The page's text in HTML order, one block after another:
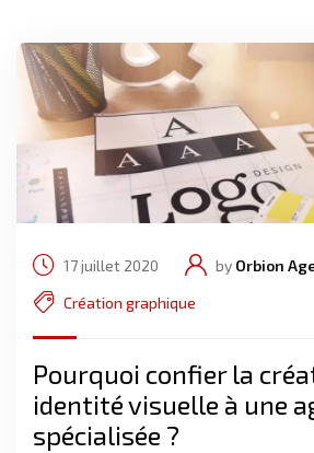
17 juillet 2020 by Orbion
Création graphique
Pourquoi confier la
identité visuelle à une
spécialisée ?